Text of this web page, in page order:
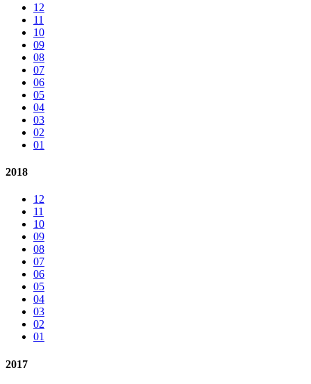
12
11
10
09
08
07
06
05
04
03
02
01
2018
12
11
10
09
08
07
06
05
04
03
02
01
2017